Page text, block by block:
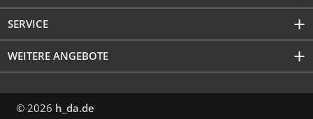
SERVICE
WEITERE ANGEBOTE
© 2026 h_da.de